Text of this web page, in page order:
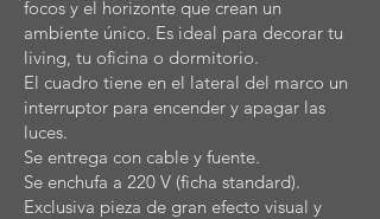
focos y el horizonte que crean un
ambiente único. Es ideal para decorar tu
living, tu oficina o dormitorio.
El cuadro tiene en el lateral del marco un
interruptor para encender y apagar las
luces.
Se entrega con cable y fuente.
Se enchufa a 220 V (ficha standard).
Exclusiva pieza de gran efecto visual y